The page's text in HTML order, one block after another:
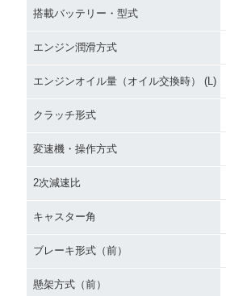
搭載バッテリー・型式
エンジン潤滑方式
エンジンオイル量（オイル交換時） (L)
クラッチ形式
変速機・操作方式
2次減速比
キャスター角
ブレーキ形式（前）
懸架方式（前）